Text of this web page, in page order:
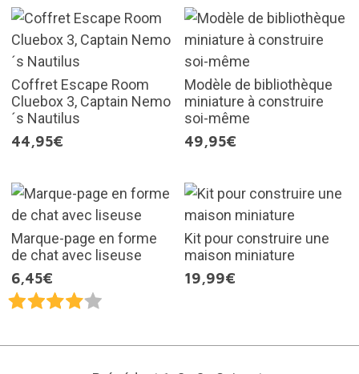
Coffret Escape Room
Cluebox 3, Captain Nemo
´s Nautilus
44,95€
Modèle de bibliothèque
miniature à construire
soi-même
49,95€
Marque-page en forme
de chat avec liseuse
6,45€
Kit pour construire une
maison miniature
19,99€